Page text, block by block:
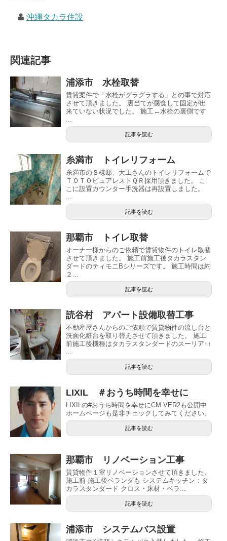
沖縄タカラ住設
関連記事
浦添市 水栓取替
賃貸案件で「水栓がグラグラする」との事で対応
させて頂きました。 裏当てが腐食して固定が出
来ていない状況でした。 施工←水栓の裏側です
記事を読む
糸満市 トイレリフォーム
糸満市のＳ様邸、大工さんのトイレリフォームで
ＴＯＴＯピュアレストＱＲ採用頂きました。 こ
こに設置カウンター手洗器は再設置しました。
記事を読む
那覇市 トイレ取替
オーナー様からのご依頼で賃貸物件のトイレ取替
させて頂きました。 施工前施工後タカラスタン
ダードのティモニBシリーズです。 施工時間は約
２...
記事を読む
読谷村 アパート設備取替工事
不動産屋さんからのご依頼で賃貸物件の流し台と
洗面化粧台を取り替えさせて頂きました。 施工
前施工後機種はタカラスタンダードのスーリア↑↑
記事を読む
LIXIL ＃おうち時間を幸せに
LIXILの#おうち時間を幸せにCM VER2も公開中
ホームページも是非チェックしてみてください。
記事を読む
那覇市 リノベーション工事
賃貸物件１室リノベーションさせて頂きました。
施工前 施工後ベランダも システムキッチン：タ
カラスタンダード クロス・床材・ベラ...
記事を読む
浦添市 システムバス設置